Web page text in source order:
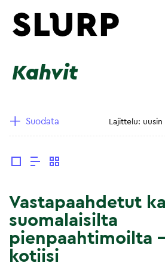
Kahvit
Suodata
Vastapaahdetut
suomalaisilta
pienpaahtimoilta
kotiisi